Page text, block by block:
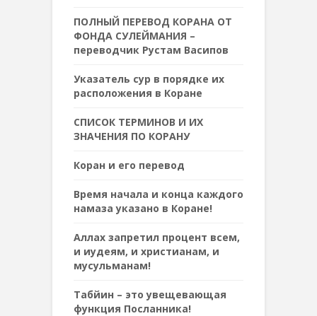
ПОЛНЫЙ ПЕРЕВОД КОРАНА ОТ
ФОНДА СУЛЕЙМАНИЯ –
переводчик Рустам Васипов
Указатель сур в порядке их
расположения в Коране
СПИСОК ТЕРМИНОВ И ИХ
ЗНАЧЕНИЯ ПО КОРАНУ
Коран и его перевод
Время начала и конца каждого
намаза указано в Коране!
Аллах запретил процент всем,
и иудеям, и христианам, и
мусульманам!
Табйин – это увещевающая
функция Посланника!